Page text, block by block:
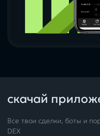
скачай
Все твои сделки, боты и
DEX